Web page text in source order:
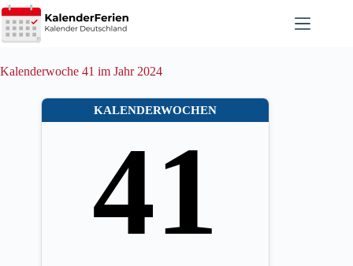
Zum
Inhalt
springen
Kalenderwoche 41 im Jahr 2024
KALENDERWOCHEN
41